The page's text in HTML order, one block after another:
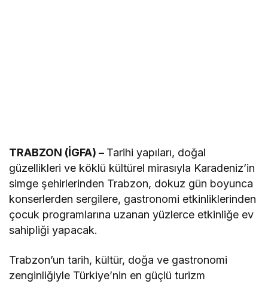
TRABZON (İGFA) – Tarihi yapıları, doğal
güzellikleri ve köklü kültürel mirasıyla Karadeniz’in
simge şehirlerinden Trabzon, dokuz gün boyunca
konserlerden sergilere, gastronomi etkinliklerinden
çocuk programlarına uzanan yüzlerce etkinliğe ev
sahipliği yapacak.
Trabzon’un tarih, kültür, doğa ve gastronomi
zenginliğiyle Türkiye’nin en güçlü turizm